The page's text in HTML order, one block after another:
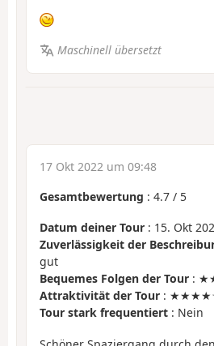
Maschinell übersetzt
17 Okt 2022 um 09:48
Gesamtbewertung : 4.7 / 5
Datum deiner Tour : 15. Okt
Zuverlässigkeit der
gut
Bequemes Folgen der Tour :
Attraktivität der Tour :
Tour stark frequentiert : Nein